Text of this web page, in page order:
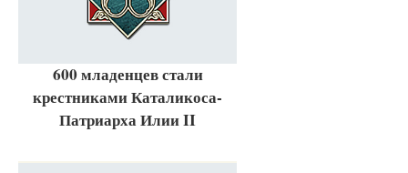
600 младенцев стали
крестниками Каталикоса-
Патриарха Илии II